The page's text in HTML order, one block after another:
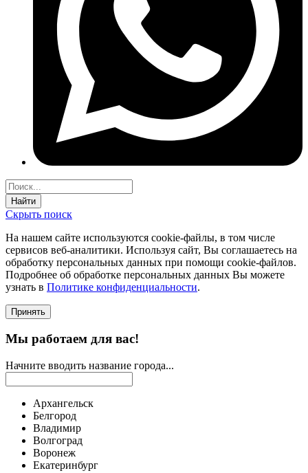
Найти
Скрыть поиск
На нашем сайте используются соokie-файлы, в том числе
сервисов веб-аналитики. Используя сайт, Вы соглашаетесь на
обработку персональных данных при помощи cookie-файлов.
Подробнее об обработке персональных данных Вы можете
узнать в Политике конфиденциальности.
Принять
Мы работаем для вас!
Начните вводить название города...
Архангельск
Белгород
Владимир
Волгоград
Воронеж
Екатеринбург